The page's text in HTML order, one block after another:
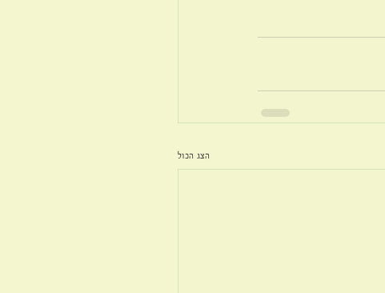
הצג הכול